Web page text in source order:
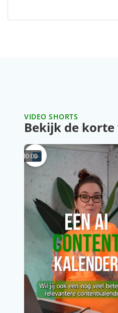
VIDEO SHORTS
Bekijk de korte
00:00